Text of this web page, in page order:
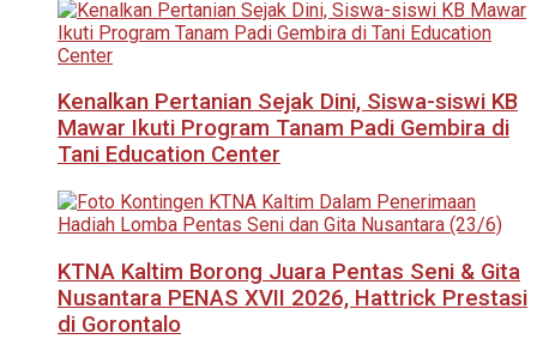
Kenalkan Pertanian Sejak Dini, Siswa-siswi KB
Mawar Ikuti Program Tanam Padi Gembira di
Tani Education Center
KTNA Kaltim Borong Juara Pentas Seni & Gita
Nusantara PENAS XVII 2026, Hattrick Prestasi
di Gorontalo